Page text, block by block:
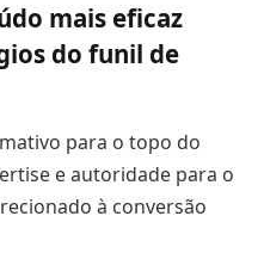
mais eficaz
do funil de
para o topo do
e autoridade para o
à conversão